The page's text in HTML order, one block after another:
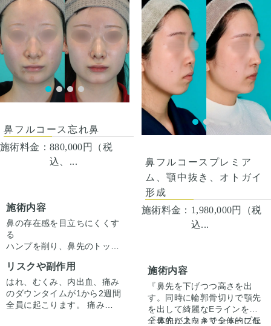
しました。
中顔面のボリュームは人工骨
（ハイドロキシアパタイト）
でボリュームを補いました。
貴族手術は土台が持ち上がる
分、小鼻が広がることがあり
ます。小鼻縮小で小鼻の幅も
スッキリと調整致しました。
どで色味は抜けて目立ちづら
くなってきます。
面長感はオトガイ中抜き骨切
りで調整させていただきまし
た。
自然な範囲内で、その中でも
しっかり短くというご本人様
のご希望に沿うよう骨を切除
させていただきました。
顎の骨は、オトガイ神経とい
う感覚神経があるために切除
できる幅には限界がありま
す。
また、あまりに短くしすぎる
と不自然な輪郭になるリスク
その中で1人1人の希望に合わ
せて切除幅を決めさせていた
だいております。
カウンセリング時に3Dシミュ
レーションでどのくらい顎を
出すかをご本人様とすり合わ
せていただきました。
切りによって口元の突出感も
改善し、スッキリしました。
顔全体がスッキリと、バラン
スが整い、一気に垢抜けた印
ッとなり、術後半年で完成に
なります。
あります。 多くは通常1ヶ月
以内に改善します。 稀に感染
がありますが、そのような際
は責任を持って当院で治療し
ます。 仕上がりには個人差が
あるので、手術を受けた人全
員がこの写真の様な変化をす
るわけではありませんのでご
注意下さい。 カウンセリング
で、その方一人一人の状態を
ふまえて、治療法をご提案し
ます。
リングにて診察させていただ
いた上でその方一人一人の状
態をふまえて、治療法をご提
案します。
鼻フルコース忘れ鼻
施術料金： 880,000円（税
込、...
施術内容
鼻の存在感を目立ちにくくす
る
ハンプを削り、鼻先のトップ
横からのラインを整えていま
す。
リスクや副作用
はれ、むくみ、内出血、痛み
のダウンタイムが1から2週間
全員に起こります。 痛みは3
鼻フルコースプレミア
ム、顎中抜き、オトガイ
形成
施術料金： 1,980,000円（税
込...
施術内容
『鼻先を下げつつ高さを出
す。同時に輪郭骨切りで顎先
を出して綺麗なEラインを。
全体的にスッキリシャープな
『鼻先が上向きで全体的に低